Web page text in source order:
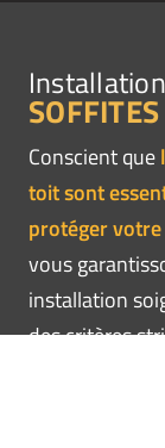
Conscient que
toit sont
protéger
vous
installation
des critères